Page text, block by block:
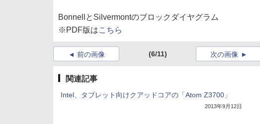
BonnellとSilvermontのブロックダイヤグラム
※PDF版はこちら
前の画像 (6/11) 次の画像
関連記事
Intel、タブレット向けクアッドコアの「Atom Z3700」
2013年9月12日